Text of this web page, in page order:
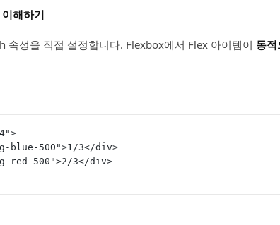
해하기
성을 직접 설정합니다. Flexbox에서 Flex 아이템이 동
blue-500">1/3</div>
red-500">2/3</div>